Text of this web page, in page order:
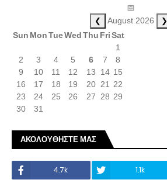
📅
❮ August 2026 ❯
Sun MonTueWedThu FriSat
1
2
3 4 5 6 7
8
9
10 11 12 13 14 15
16
17 18 19 20 21
22
23
24 25 26 27 28 29
30
31
ΑΚΟΛΟΥΘΗΣΤΕ ΜΑΣ
4.7k 1.1k